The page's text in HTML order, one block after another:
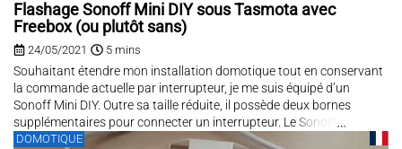
Flashage Sonoff Mini DIY sous Tasmota avec
Freebox (ou plutôt sans)
24/05/2021 5 mins
Souhaitant étendre mon installation domotique tout en conservant
la commande actuelle par interrupteur, je me suis équipé d’un
Sonoff Mini DIY. Outre sa taille réduite, il possède deux bornes
supplémentaires pour connecter un interrupteur. Le Sonoff Mini
pourra ainsi réagir selon que le contact entre ces deux bornes est
DOMOTIQUE